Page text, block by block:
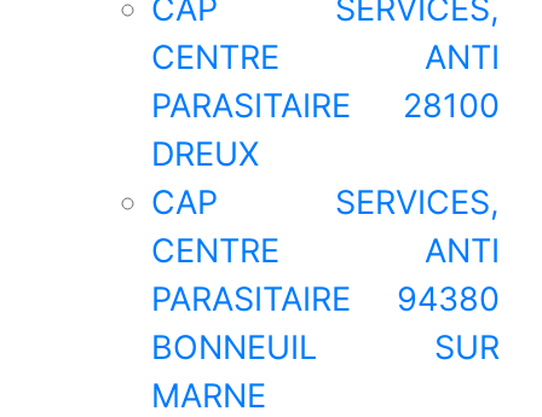
CAP SERVICES,
CENTRE ANTI
PARASITAIRE 28100
DREUX
CAP SERVICES,
CENTRE ANTI
PARASITAIRE 94380
BONNEUIL SUR
MARNE